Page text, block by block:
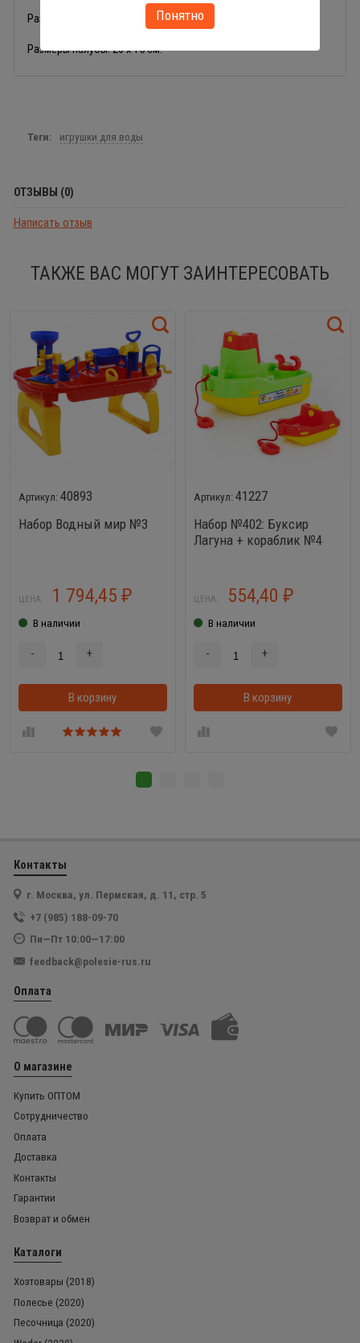
Размеры игрушки: 33 х 15 х 19 см.
Размеры палубы: 26 х 15 см.
Теги: игрушки для воды
ОТЗЫВЫ (0)
Написать отзыв
ТАКЖЕ ВАС МОГУТ ЗАИНТЕРЕСОВАТЬ
40893
Набор Водный мир №3
ЦЕНА: 1 794,45 ₽
В наличии
- +
В корзину В корзинке
41227
Набор №402: Буксир
Лагуна + кораблик №4
ЦЕНА: 554,40 ₽
В наличии
- +
В корзину
Контакты
г. Москва, ул. Пермская, д. 11, стр. 5
+7 (985) 188-09-70
Пн—Пт 10:00—17:00
feedback@polesie-rus.ru
Оплата
О магазине
Купить ОПТОМ
Сотрудничество
Оплата
Доставка
Контакты
Гарантии
Возврат и обмен
Каталоги
Хозтовары (2018)
Полесье (2020)
Песочница (2020)
Понятно